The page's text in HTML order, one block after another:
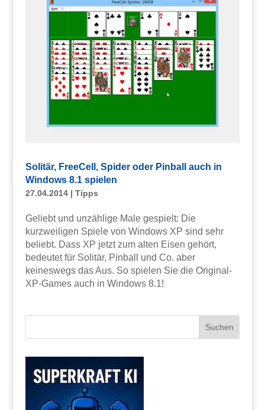
Solitär, FreeCell, Spider oder Pinball auch in
Windows 8.1 spielen
27.04.2014| Tipps
Geliebt und unzählige Male gespielt: Die
kurzweiligen Spiele von Windows XP sind sehr
beliebt. Dass XP jetzt zum alten Eisen gehört,
bedeutet für Solitär, Pinball und Co. aber
keineswegs das Aus. So spielen Sie die Original-
XP-Games auch in Windows 8.1!